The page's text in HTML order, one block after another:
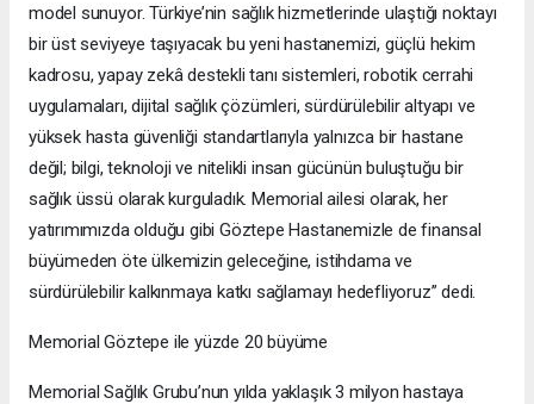
model sunuyor. Türkiye’nin sağlık hizmetlerinde ulaştığı noktayı
bir üst seviyeye taşıyacak bu yeni hastanemizi, güçlü hekim
kadrosu, yapay zekâ destekli tanı sistemleri, robotik cerrahi
uygulamaları, dijital sağlık çözümleri, sürdürülebilir altyapı ve
yüksek hasta güvenliği standartlarıyla yalnızca bir hastane
değil; bilgi, teknoloji ve nitelikli insan gücünün buluştuğu bir
sağlık üssü olarak kurguladık. Memorial ailesi olarak, her
yatırımımızda olduğu gibi Göztepe Hastanemizle de finansal
büyümeden öte ülkemizin geleceğine, istihdama ve
sürdürülebilir kalkınmaya katkı sağlamayı hedefliyoruz” dedi.
Memorial Göztepe ile yüzde 20 büyüme
Memorial Sağlık Grubu’nun yılda yaklaşık 3 milyon hastaya